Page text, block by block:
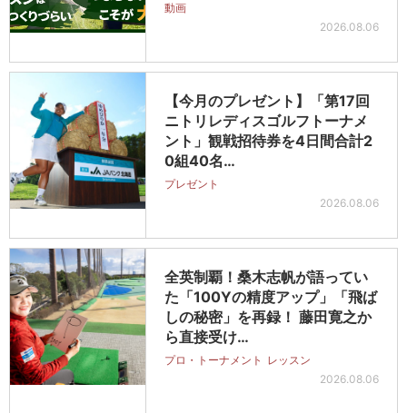
動画
2026.08.06
【今月のプレゼント】「第17回
ニトリレディスゴルフトーナメ
ント」観戦招待券を4日間合計2
0組40名…
プレゼント
2026.08.06
全英制覇！桑木志帆が語ってい
た「100Yの精度アップ」「飛ば
しの秘密」を再録！ 藤田寛之か
ら直接受け…
プロ・トーナメント レッスン
2026.08.06